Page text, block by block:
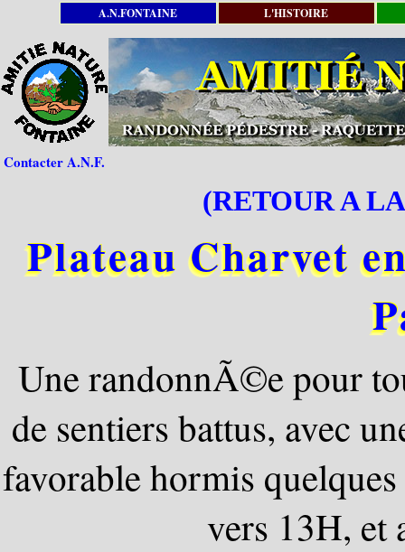
A.N.FONTAINE L'HISTOIRE
Contacter A.N.F.
(RETOUR A
Plateau Charvet
Une randonnÃ©e pour
de sentiers battus, avec
favorable hormis
vers 13H, et